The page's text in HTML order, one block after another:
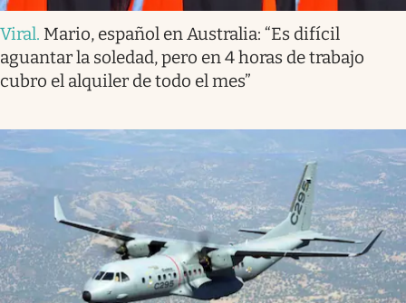
Viral. Mario, español en Australia: “Es difícil
aguantar la soledad, pero en 4 horas de trabajo
cubro el alquiler de todo el mes”